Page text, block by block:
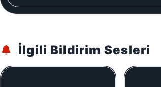
İlgili Bildirim Sesleri